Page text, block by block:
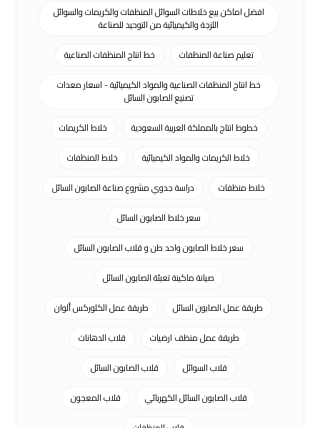
افضل اماكن بيع خلاطات السوائل المنظفات والكريمات والسوائل
اللزجة والكيميائية من التوحيد للصناعة
تعليم صناعة المنظفات
خط انتاج المنظفات الصناعية
خط انتاج المنظفات الصناعية والمواد الكيميائية - اسعار معدات
تصنيع الصابون السائل
خطوط انتاج بالمملكة العربية السعودية
خلاط الكريمات
خلاط الكريمات والمواد الكيميائية
خلاط المنظفات
خلاط منظفات
دراسة جدوي مشروع صناعة الصابون السائل
سعر خلاط الصابون السائل
سعر خلاط الصابون واحد طن و قلاب الصابون السائل
صيانة ماكينة تعبئة الصابون السائل
طريقة عمل الصابون السائل
طريقة عمل الكلوركس ألوان
طريقة عمل منظف ارضيات
قلاب الدهانات
قلاب السوائل
قلاب الصابون السائل
قلاب الصابون السائل الكهربائي
قلاب المعجون